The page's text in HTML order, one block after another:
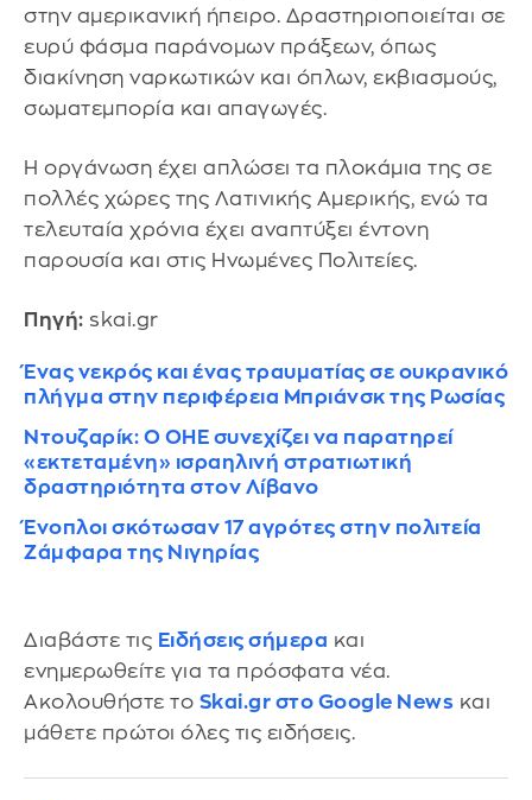
στην αμερικανική ήπειρο. Δραστηριοποιείται σε
ευρύ φάσμα παράνομων πράξεων, όπως
διακίνηση ναρκωτικών και όπλων, εκβιασμούς,
σωματεμπορία και απαγωγές.
Η οργάνωση έχει απλώσει τα πλοκάμια της σε
πολλές χώρες της Λατινικής Αμερικής, ενώ τα
τελευταία χρόνια έχει αναπτύξει έντονη
παρουσία και στις Ηνωμένες Πολιτείες.
Πηγή: skai.gr
Ένας νεκρός και ένας τραυματίας σε ουκρανικό
πλήγμα στην περιφέρεια Μπριάνσκ της Ρωσίας
Ντουζαρίκ: Ο ΟΗΕ συνεχίζει να παρατηρεί
«εκτεταμένη» ισραηλινή στρατιωτική
δραστηριότητα στον Λίβανο
Ένοπλοι σκότωσαν 17 αγρότες στην πολιτεία
Ζάμφαρα της Νιγηρίας
Διαβάστε τις Ειδήσεις σήμερα και
ενημερωθείτε για τα πρόσφατα νέα.
Ακολουθήστε το Skai.gr στο Google News και
μάθετε πρώτοι όλες τις ειδήσεις.